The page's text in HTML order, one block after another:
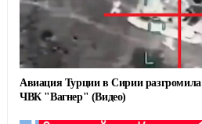
Авиация Турции в Сирии
ЧВК "Вагнер" (Видео)